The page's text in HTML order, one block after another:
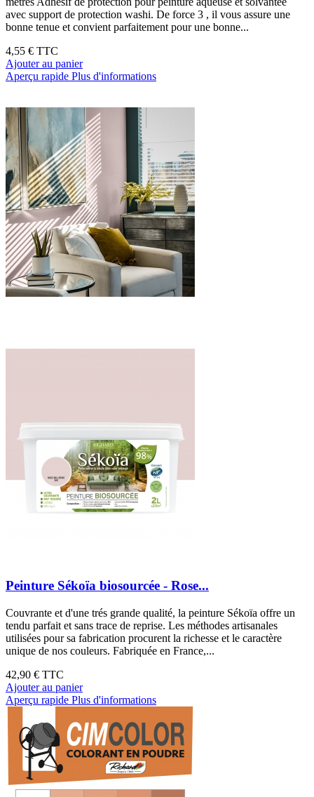
avec support de protection washi. De force 3 , il vous assure une
bonne tenue et convient parfaitement pour une bonne...
4,55 € TTC
Ajouter au panier
Aperçu rapide Plus d'informations
Peinture Sékoïa biosourcée - Rose...
Couvrante et d'une trés grande qualité, la peinture Sékoïa offre un
tendu parfait et sans trace de reprise. Les méthodes artisanales
utilisées pour sa fabrication procurent la richesse et le caractère
unique de nos couleurs. Fabriquée en France,...
42,90 € TTC
Ajouter au panier
Aperçu rapide Plus d'informations